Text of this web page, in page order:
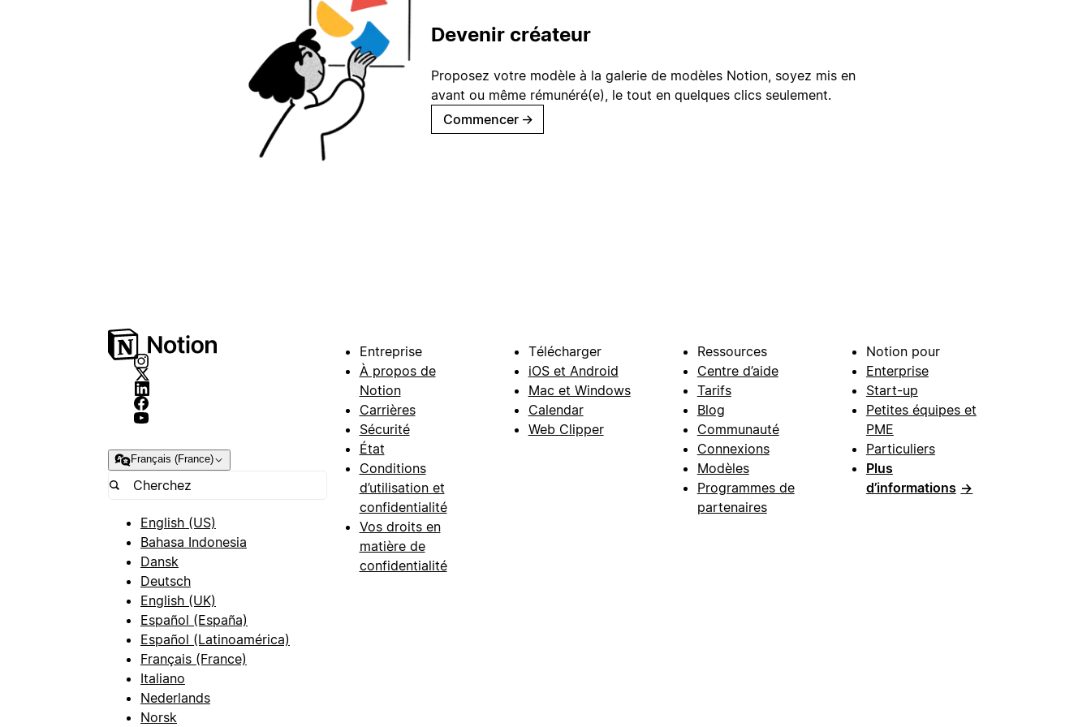
Devenir créateur
Proposez votre modèle à la galerie de modèles Notion, soyez mis en
avant ou même rémunéré(e), le tout en quelques clics seulement.
Commencer →
Français (France)
English (US)
Bahasa Indonesia
Dansk
Deutsch
English (UK)
Español (España)
Español (Latinoamérica)
Français (France)
Italiano
Nederlands
Norsk
Entreprise
À propos de
Notion
Carrières
Sécurité
État
Conditions
d’utilisation et
confidentialité
Vos droits en
matière de
confidentialité
Télécharger
iOS et Android
Mac et Windows
Calendar
Web Clipper
Ressources
Centre d’aide
Tarifs
Blog
Communauté
Connexions
Modèles
Programmes de
partenaires
Notion pour
Enterprise
Start-up
Petites équipes et
PME
Particuliers
Plus
d’informations →